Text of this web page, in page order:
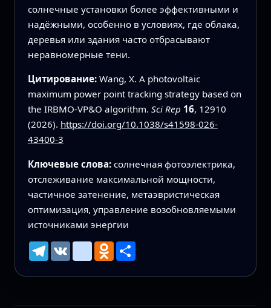
солнечные установки более эффективными и
надёжными, особенно в условиях, где облака,
деревья или здания часто отбрасывают
неравномерные тени.
Цитирование: Wang, X. A photovoltaic
maximum power point tracking strategy based on
the IRBMO-VP&O algorithm. Sci Rep 16, 12910
(2026). https://doi.org/10.1038/s41598-026-
43400-3
Ключевые слова: солнечная фотоэлектрика,
отслеживание максимальной мощности,
частичное затенение, метаэвристическая
оптимизация, управление возобновляемыми
источниками энергии
Telegram
VK mailruOdnoklassniki
Ресурс